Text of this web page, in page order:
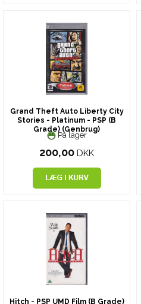
Grand Theft Auto Liberty City
Stories - Platinum - PSP (B
Grade) (Genbrug)
På lager
200,00 DKK
Hitch - PSP UMD Film (B Grade)